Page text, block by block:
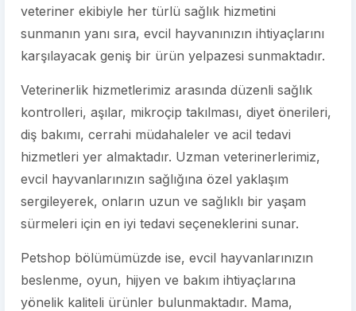
veteriner ekibiyle her türlü sağlık hizmetini
sunmanın yanı sıra, evcil hayvanınızın ihtiyaçlarını
karşılayacak geniş bir ürün yelpazesi sunmaktadır.
Veterinerlik hizmetlerimiz arasında düzenli sağlık
kontrolleri, aşılar, mikroçip takılması, diyet önerileri,
diş bakımı, cerrahi müdahaleler ve acil tedavi
hizmetleri yer almaktadır. Uzman veterinerlerimiz,
evcil hayvanlarınızın sağlığına özel yaklaşım
sergileyerek, onların uzun ve sağlıklı bir yaşam
sürmeleri için en iyi tedavi seçeneklerini sunar.
Petshop bölümümüzde ise, evcil hayvanlarınızın
beslenme, oyun, hijyen ve bakım ihtiyaçlarına
yönelik kaliteli ürünler bulunmaktadır. Mama,